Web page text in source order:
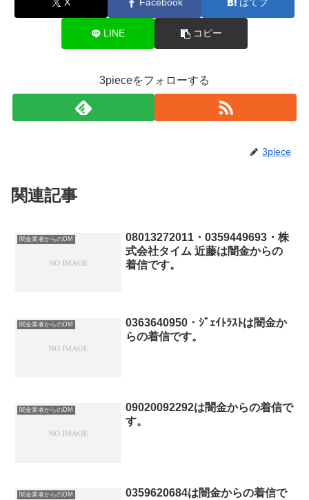
LINE コピー
3pieceをフォローする
3piece
関連記事
闇金業者からのDM
08013272011・0359449693・株
式会社タイム 近藤は闇金からの
着信です。
闇金業者からのDM
0363640950・ｼﾞｪｲﾄﾗｽﾄは闇金か
らの着信です。
闇金業者からのDM
09020092292は闇金からの着信で
す。
闇金業者からのDM
0359620684は闇金からの着信で